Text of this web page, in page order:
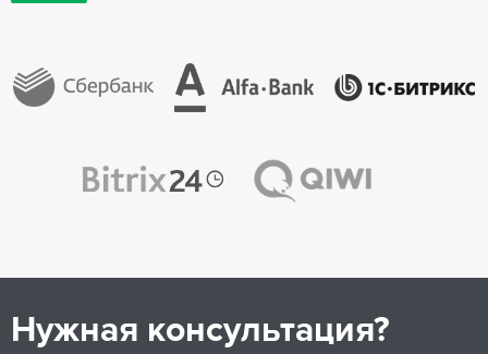
Нужная консультация?